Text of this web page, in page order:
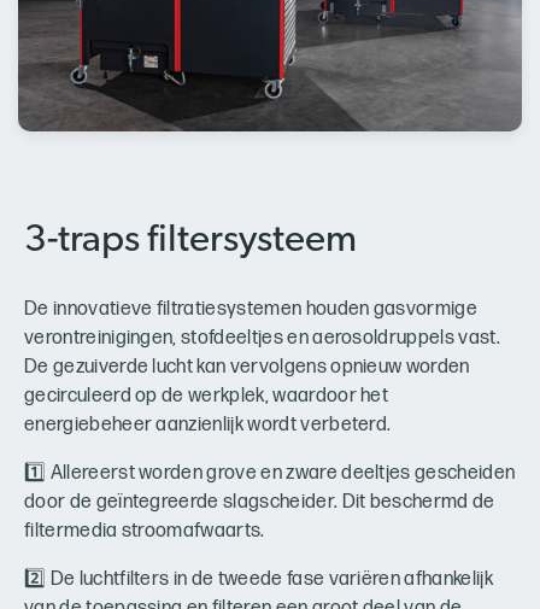
3-traps filtersysteem
De innovatieve filtratiesystemen houden gasvormige
verontreinigingen, stofdeeltjes en aerosoldruppels vast.
De gezuiverde lucht kan vervolgens opnieuw worden
gecirculeerd op de werkplek, waardoor het
energiebeheer aanzienlijk wordt verbeterd.
1️⃣ Allereerst worden grove en zware deeltjes gescheiden
door de geïntegreerde slagscheider. Dit beschermd de
filtermedia stroomafwaarts.
2️⃣ De luchtfilters in de tweede fase variëren afhankelijk